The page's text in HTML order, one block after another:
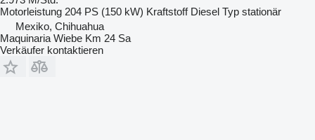
Motorleistung 204 PS (150 kW) Kraftstoff Diesel Typ stationär
Mexiko, Chihuahua
Maquinaria Wiebe Km 24 Sa
Verkäufer kontaktieren